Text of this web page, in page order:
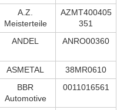
A.Z.
Meisterteile
AZMT400405
351
ANDEL ANRO00360
ASMETAL
38MR0610
BBR
Automotive
0011016561